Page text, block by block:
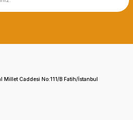
Caddesi No:111/B Fatih/İstanbul